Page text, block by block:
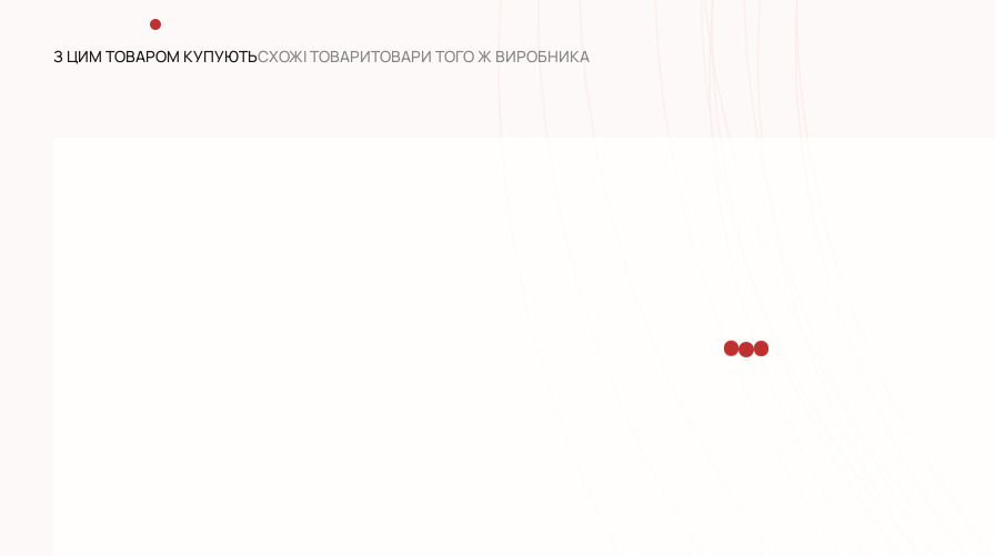
З ЦИМ ТОВАРОМ КУПУЮТЬCХОЖІ ТОВАРИТОВАРИ ТОГО Ж ВИРОБНИКА